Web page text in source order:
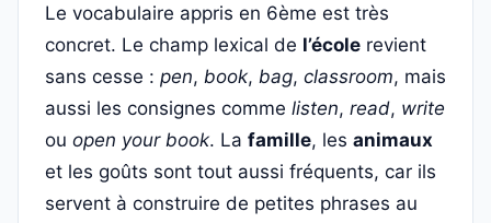
Le vocabulaire appris en 6ème est très
concret. Le champ lexical de l’école revient
sans cesse : pen, book, bag, classroom, mais
aussi les consignes comme listen, read, write
ou open your book. La famille, les animaux
et les goûts sont tout aussi fréquents, car ils
servent à construire de petites phrases au